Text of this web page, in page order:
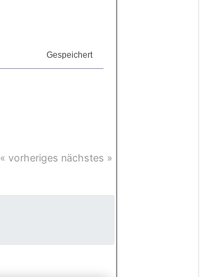
Gespeichert
« vorheriges nächstes »